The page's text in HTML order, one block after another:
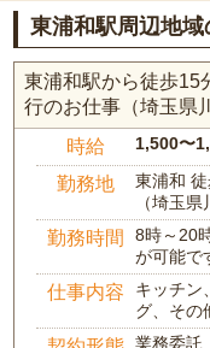
東浦和駅周辺地
東浦和駅から徒歩15
行のお仕事（埼玉県
時給 1,500〜
勤務地
東浦和
（埼玉県
勤務時間
8時～20
が可能で
仕事内容
キッチン
グ、その
業務委託